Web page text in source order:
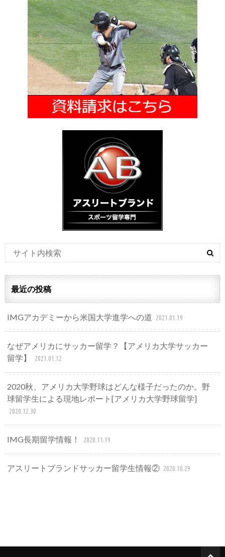
最近の投稿
IMGアカデミーから米国大学進学への道 2021.01.19
なぜアメリカにサッカー留学？【アメリカ大学サッカー
留学】
2021.01.12
2020秋、アメリカ大学野球はどんな様子だったのか。野
球留学生による現地レポート[アメリカ大学野球留学]
2020.12.30
IMG長期留学情報！ 2020.11.19
アスリートブランドサッカー留学生情報② 2020.10.29